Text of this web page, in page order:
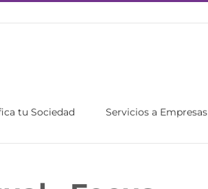
tu Sociedad Servicios a Empresas